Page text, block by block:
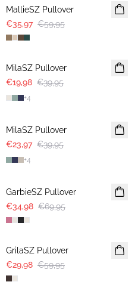
MallieSZ Pullover
€35,97 €59,95
-50%
MilaSZ Pullover
€19,98 €39,95
+4
MilaSZ Pullover
€23,97 €39,95
+4
GarbieSZ Pullover
€34,98 €69,95
-50%
GrilaSZ Pullover
€29,98 €59,95
-50%